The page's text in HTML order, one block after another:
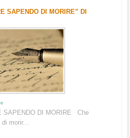
SAPENDO DI MORIRE” DI
SAPENDO DI MORIRE Che
morir...